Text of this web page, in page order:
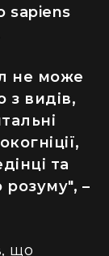
sapiens
не може
з видів,
та
–
що